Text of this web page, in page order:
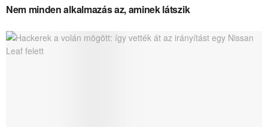
Nem minden alkalmazás az, aminek látszik